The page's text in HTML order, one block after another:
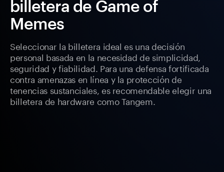
billetera de Game of
Memes
Seleccionar la billetera ideal es una decisión
personal basada en la necesidad de simplicidad,
seguridad y fiabilidad. Para una defensa fortificada
contra amenazas en línea y la protección de
tenencias sustanciales, es recomendable elegir una
billetera de hardware como Tangem.